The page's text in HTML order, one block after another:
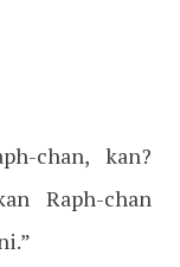
chan, kan?
Raph-chan